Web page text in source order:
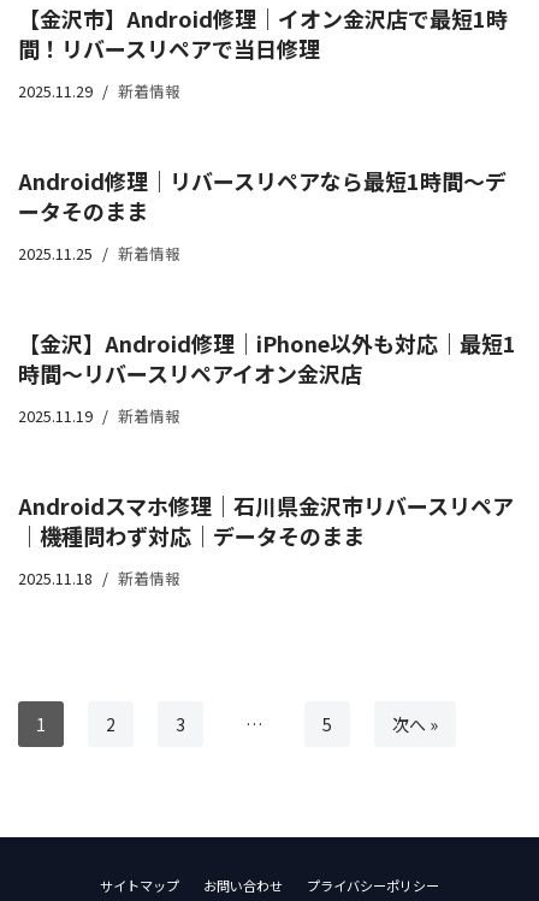
【金沢市】Android修理｜イオン金沢店で最短1時
間！リバースリペアで当日修理
2025.11.29 新着情報
Android修理｜リバースリペアなら最短1時間〜デ
ータそのまま
2025.11.25 新着情報
【金沢】Android修理｜iPhone以外も対応｜最短1
時間〜リバースリペアイオン金沢店
2025.11.19 新着情報
Androidスマホ修理｜石川県金沢市リバースリペア
｜機種問わず対応｜データそのまま
2025.11.18 新着情報
1 2 3 … 5 次へ »
サイトマップ お問い合わせ プライバシーポリシー